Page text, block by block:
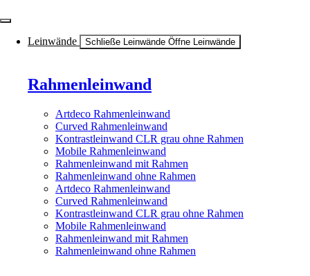
Leinwände Schließe Leinwände Öffne Leinwände
Rahmenleinwand
Artdeco Rahmenleinwand
Curved Rahmenleinwand
Kontrastleinwand CLR grau ohne Rahmen
Mobile Rahmenleinwand
Rahmenleinwand mit Rahmen
Rahmenleinwand ohne Rahmen
Artdeco Rahmenleinwand
Curved Rahmenleinwand
Kontrastleinwand CLR grau ohne Rahmen
Mobile Rahmenleinwand
Rahmenleinwand mit Rahmen
Rahmenleinwand ohne Rahmen